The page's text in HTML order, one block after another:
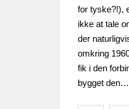
for tyske?!),
ikke at tale
der
omkring
fik i den
bygget den…